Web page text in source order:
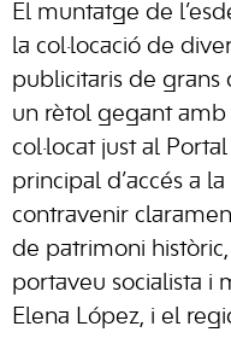
El muntatge de
la col·locació de
publicitaris de grans
un rètol gegant
col·locat just al
principal d’accés a
contravenir
de patrimoni
portaveu socialista i
Elena López, i el